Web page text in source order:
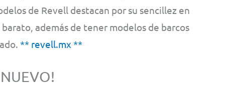
de Revell destacan por su sencillez en
además de tener modelos de barcos
** revell.mx **